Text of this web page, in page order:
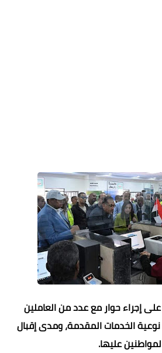
إجراء حوار مع عدد من العاملين
الخدمات المقدمة، ومدى إقبال
عليها.